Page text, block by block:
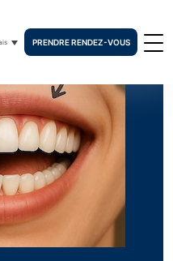
PRENDRE RENDEZ-VOUS